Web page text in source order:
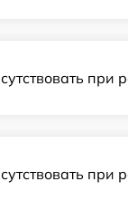
при
при